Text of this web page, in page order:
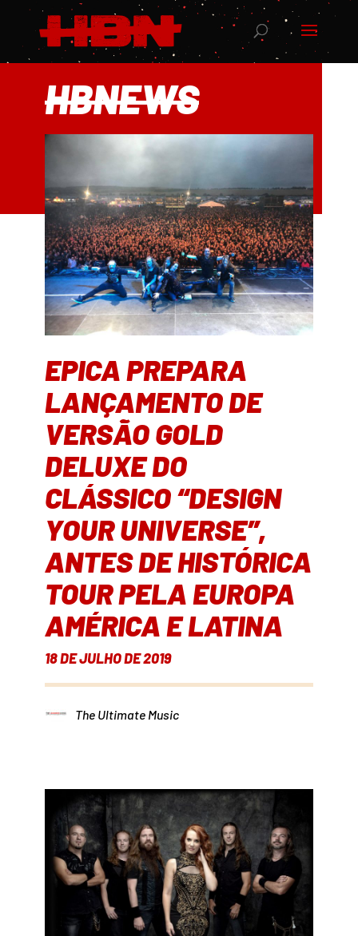
HBNEWS
EPICA PREPARA
LANÇAMENTO DE
VERSÃO GOLD
DELUXE DO
CLÁSSICO “DESIGN
YOUR UNIVERSE”,
ANTES DE HISTÓRICA
TOUR PELA EUROPA
AMÉRICA E LATINA
18 DE JULHO DE 2019
The Ultimate Music